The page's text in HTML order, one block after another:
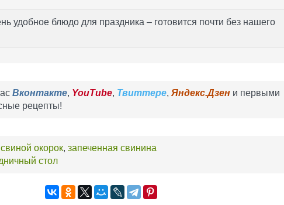
удобное блюдо для праздника – готовится почти без нашего
Вконтакте, YouTube, Твиттере, Яндекс.Дзен и первыми
рецепты!
свиной окорок, запеченная свинина
стол